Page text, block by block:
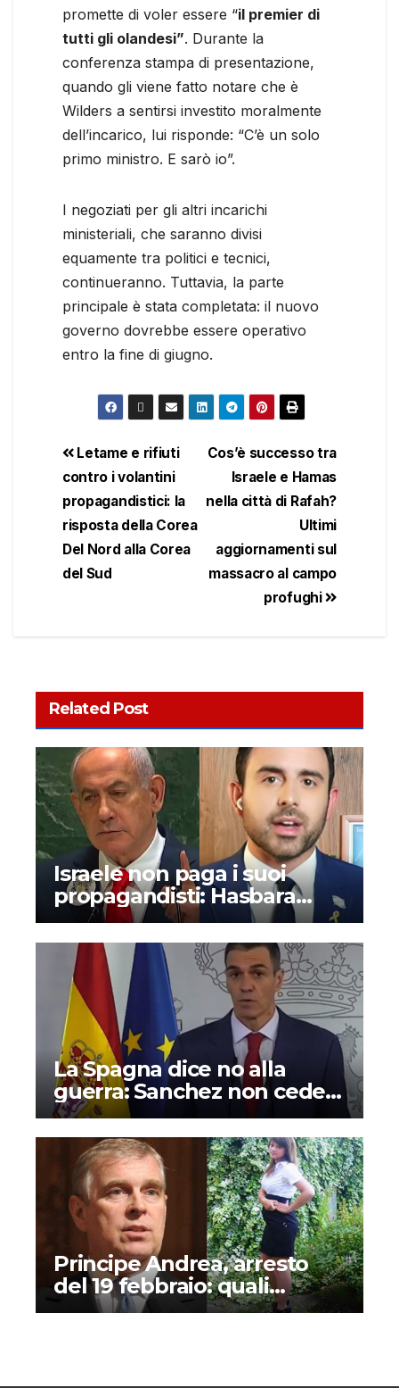
promette di voler essere “il premier di
tutti gli olandesi”. Durante la
conferenza stampa di presentazione,
quando gli viene fatto notare che è
Wilders a sentirsi investito moralmente
dell’incarico, lui risponde: “C’è un solo
primo ministro. E sarò io”.
I negoziati per gli altri incarichi
ministeriali, che saranno divisi
equamente tra politici e tecnici,
continueranno. Tuttavia, la parte
principale è stata completata: il nuovo
governo dovrebbe essere operativo
entro la fine di giugno.
Cos’è successo tra
Israele e Hamas
nella città di Rafah?
Ultimi
aggiornamenti sul
massacro al campo
profughi
Letame e rifiuti
contro i volantini
propagandistici: la
risposta della Corea
Del Nord alla Corea
del Sud
Related Post
Israele non paga i suoi
propagandisti: Hasbara
denunciata
La Spagna dice no alla
guerra: Sanchez non cede
alle minacce di Trump
Principe Andrea, arresto
del 19 febbraio: quali
accuse e perché si parla (di